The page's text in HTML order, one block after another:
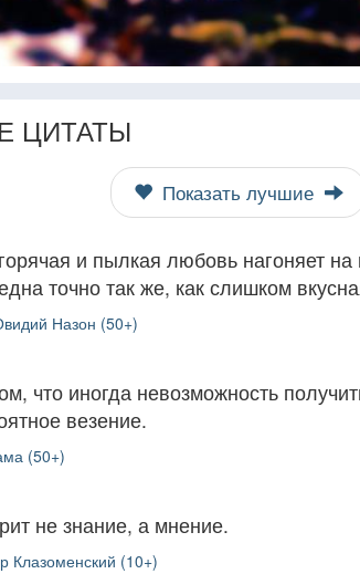
ЦИТАТЫ
Показать лучшие
и пылкая любовь нагоняет на
точно так же, как слишком
Назон (50+)
что иногда невозможность
везение.
(50+)
не знание, а мнение.
Клазоменский (10+)